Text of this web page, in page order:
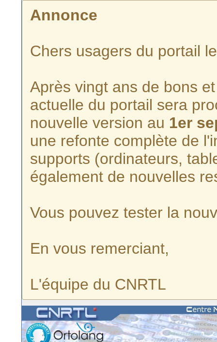
Annonce
Chers usagers du portail
Après vingt ans de bons
actuelle du portail sera
nouvelle version au 1er
une refonte complète de
supports (ordinateurs,
également de nouvelles
Vous pouvez tester la
En vous remerciant,
L'équipe du CNRTL